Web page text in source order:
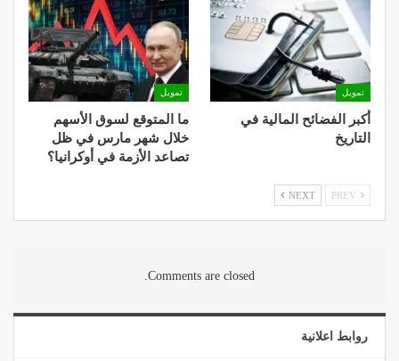
تمويل
أكبر الفضائح المالية في
التاريخ
تمويل
ما المتوقع لسوق الأسهم
خلال شهر مارس في ظل
تصاعد الأزمة في أوكرانيا؟
NEXT
Comments are closed.
روابط اعلانية